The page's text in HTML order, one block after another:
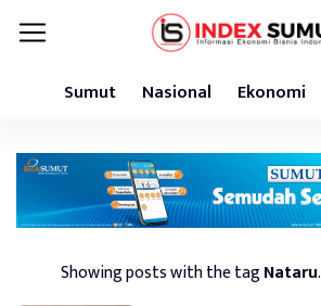
Sumut Nasional Ekonomi
Showing posts with the tagNataru.